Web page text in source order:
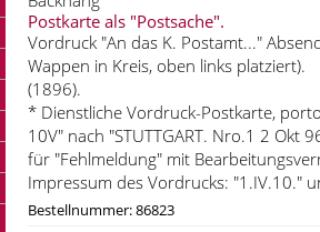
Postkarte als "Postsache".
Vordruck "An das K. Postamt..."
Wappen in Kreis, oben links platziert).
(1896).
* Dienstliche Vordruck-Postkarte,
10V" nach "STUTTGART. Nro.1 2 Okt
für "Fehlmeldung" mit
Impressum des Vordrucks: "1.IV.10."
Bestellnummer: 86823